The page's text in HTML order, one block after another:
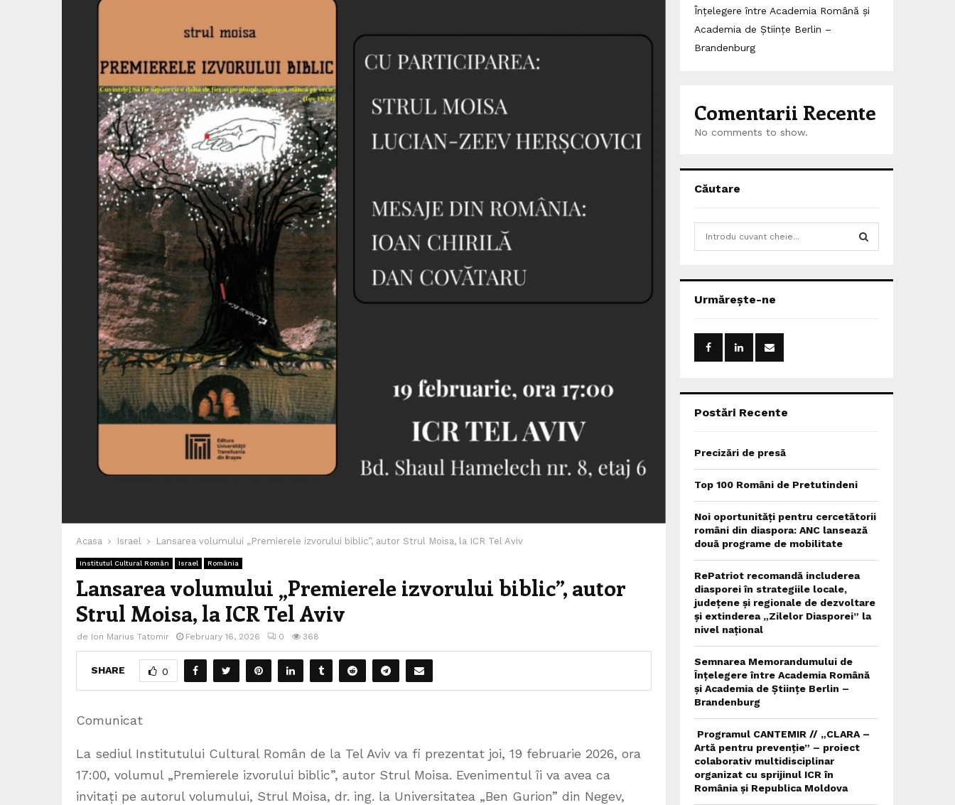
Acasa Israel Lansarea volumului „Premierele izvorului biblic”, autor Strul Moisa, la ICR Tel Aviv
Institutul Cultural Român Israel România
Lansarea volumului „Premierele izvorului biblic”, autor
Strul Moisa, la ICR Tel Aviv
de Ion Marius Tatomir February 16, 2026 0 368
SHARE 0
Comunicat
La sediul Institutului Cultural Român de la Tel Aviv va fi prezentat joi, 19 februarie 2026, ora
17:00, volumul „Premierele izvorului biblic”, autor Strul Moisa. Evenimentul îi va avea ca
invitați pe autorul volumului, Strul Moisa, dr. ing. la Universitatea „Ben Gurion” din Negev,
Înțelegere între Academia Română și
Academia de Științe Berlin –
Brandenburg
Comentarii Recente
No comments to show.
Căutare
h
o
:
Urmărește-ne
Postări Recente
Precizări de presă
Top 100 Români de Pretutindeni
Noi oportunități pentru cercetătorii
români din diaspora: ANC lansează
două programe de mobilitate
RePatriot recomandă includerea
diasporei în strategiile locale,
județene și regionale de dezvoltare
și extinderea „Zilelor Diasporei” la
nivel național
Semnarea Memorandumului de
Înțelegere între Academia Română
și Academia de Științe Berlin –
Brandenburg
Programul CANTEMIR // „CLARA –
Artă pentru prevenție” – proiect
colaborativ multidisciplinar
organizat cu sprijinul ICR în
România și Republica Moldova